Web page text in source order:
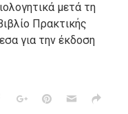
μετά τη
Πρακτικής
για την έκδοση